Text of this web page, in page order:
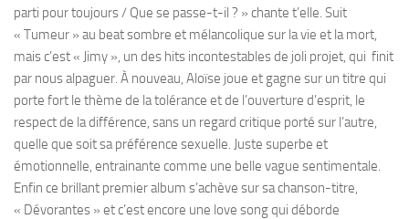
parti pour toujours / Que se passe-t-il ? » chante t’elle. Suit
« Tumeur » au beat sombre et mélancolique sur la vie et la mort,
mais c’est « Jimy », un des hits incontestables de joli projet, qui finit
par nous alpaguer. À nouveau, Aloïse joue et gagne sur un titre qui
porte fort le thème de la tolérance et de l’ouverture d’esprit, le
respect de la différence, sans un regard critique porté sur l’autre,
quelle que soit sa préférence sexuelle. Juste superbe et
émotionnelle, entrainante comme une belle vague sentimentale.
Enfin ce brillant premier album s’achève sur sa chanson-titre,
« Dévorantes » et c’est encore une love song qui déborde